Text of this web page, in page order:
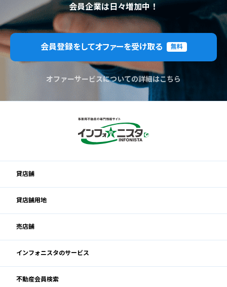
会員企業は日々増加中！
会員登録をしてオファーを受け取る 無料
オファーサービスについての詳細はこちら
貸店舗
貸店舗用地
売店舗
インフォニスタのサービス
不動産会員検索